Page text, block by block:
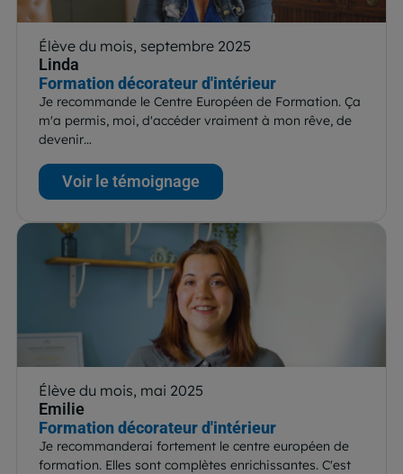
Élève du mois, septembre 2025
Linda
Formation décorateur d'intérieur
Je recommande le Centre Européen de Formation. Ça
m'a permis, moi, d'accéder vraiment à mon rêve, de
devenir…
Voir le témoignage
Élève du mois, mai 2025
Emilie
Formation décorateur d'intérieur
Je recommanderai fortement le centre européen de
formation. Elles sont complètes enrichissantes. C'est